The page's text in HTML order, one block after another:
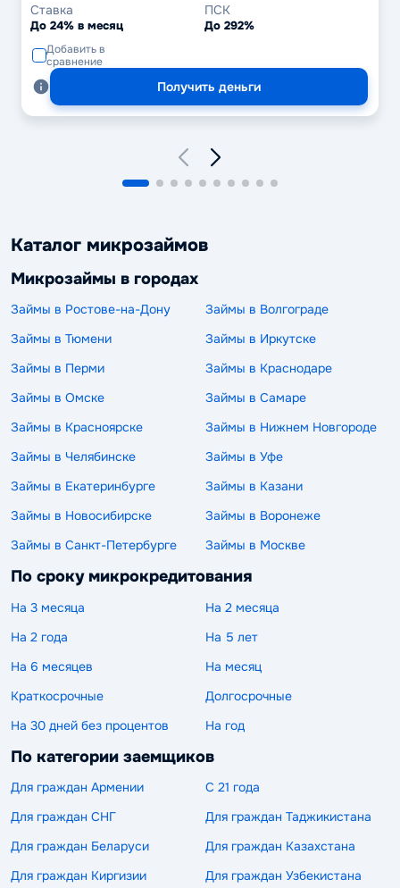
Ставка
До 24% в месяц
ПСК
До 292%
Добавить в
сравнение
Получить деньги
Каталог микрозаймов
Микрозаймы в городах
Займы в Ростове-на-Дону
Займы в Волгограде
Займы в Тюмени
Займы в Иркутске
Займы в Перми
Займы в Краснодаре
Займы в Омске
Займы в Самаре
Займы в Красноярске
Займы в Нижнем Новгороде
Займы в Челябинске
Займы в Уфе
Займы в Екатеринбурге
Займы в Казани
Займы в Новосибирске
Займы в Воронеже
Займы в Санкт-Петербурге
Займы в Москве
По сроку микрокредитования
На 3 месяца
На 2 месяца
На 2 года
На 5 лет
На 6 месяцев
На месяц
Краткосрочные
Долгосрочные
На 30 дней без процентов
На год
По категории заемщиков
Для граждан Армении
С 21 года
Для граждан СНГ
Для граждан Таджикистана
Для граждан Беларуси
Для граждан Казахстана
Для граждан Киргизии
Для граждан Узбекистана